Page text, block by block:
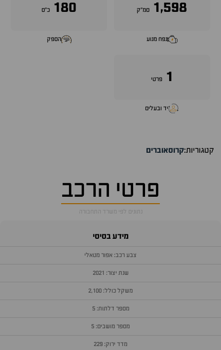
1,598 סמ״ק
נפח מנוע
180 כ״ס
הספק
1 פרטי
יד ובעלים
קטגוריות:קרוסאוברים
פרטי הרכב
נתונים לפי משרד התחבורה
מידע בסיסי
צבע רכב: אפור מטאלי
שנת יצור: 2021
משקל כולל: 2,100
מספר דלתות: 5
מספר מושבים: 5
מדד ירוק: 229